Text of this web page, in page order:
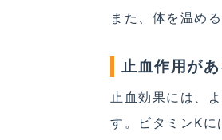
また、体を温め
止血作用があ
止血効果には、
す。ビタミンK